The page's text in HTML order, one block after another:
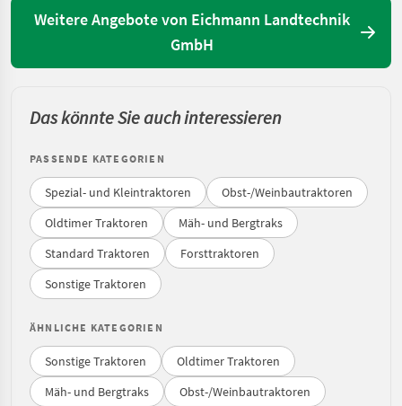
Weitere Angebote von Eichmann Landtechnik
GmbH
Das könnte Sie auch interessieren
PASSENDE KATEGORIEN
Spezial- und Kleintraktoren
Obst-/Weinbautraktoren
Oldtimer Traktoren
Mäh- und Bergtraks
Standard Traktoren
Forsttraktoren
Sonstige Traktoren
ÄHNLICHE KATEGORIEN
Sonstige Traktoren
Oldtimer Traktoren
Mäh- und Bergtraks
Obst-/Weinbautraktoren